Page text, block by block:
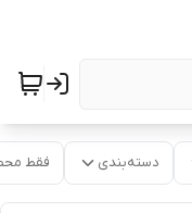
دسته‌بندی فقط